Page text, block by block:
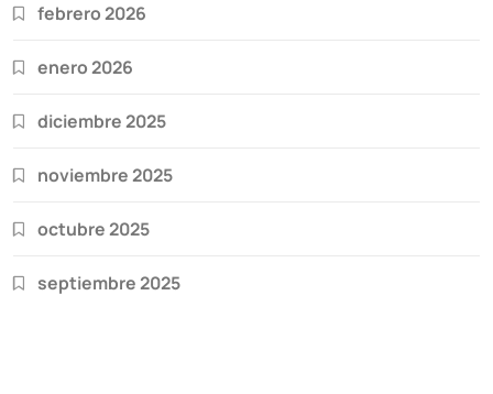
febrero 2026
enero 2026
diciembre 2025
noviembre 2025
octubre 2025
septiembre 2025